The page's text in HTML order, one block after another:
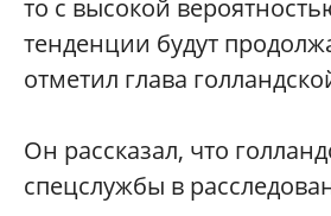
то с высокой
тенденции будут
отметил глава
Он рассказал, что
спецслужбы в